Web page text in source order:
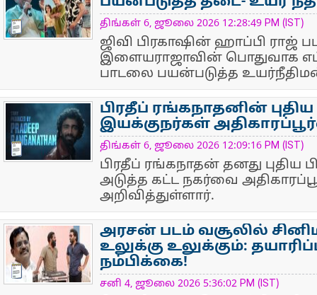
NewsIcon திங்கள் 6, ஜூலை 2026 12:28:49 PM (IST)
ஜிவி பிரகாஷின் ஹாப்பி ராஜ்
இளையராஜாவின் பொதுவாக
பாடலை பயன்படுத்த
NewsIcon
பிரதீப் ரங்கநாதனின் புதிய
இயக்குநர்கள்
திங்கள் 6, ஜூலை 2026 12:09:16 PM (IST)
பிரதீப் ரங்கநாதன் தனது புதிய
அடுத்த கட்ட நகர்வை
அறிவித்துள்ளார்.
NewsIcon
அரசன் படம் வசூலில்
உலுக்கு உலுக்கும்:
நம்பிக்கை!
சனி 4, ஜூலை 2026 5:36:02 PM (IST)